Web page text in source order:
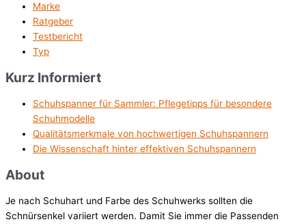
Marke
Ratgeber
Testbericht
Typ
Kurz Informiert
Schuhspanner für Sammler: Pflegetipps für besondere
Schuhmodelle
Qualitätsmerkmale von hochwertigen Schuhspannern
Die Wissenschaft hinter effektiven Schuhspannern
About
Je nach Schuhart und Farbe des Schuhwerks sollten die
Schnürsenkel variiert werden. Damit Sie immer die Passenden